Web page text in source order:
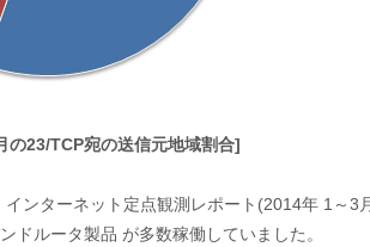
の23/TCP宛の送信元地域割合]
ンターネット定点観測レポート(2014年 1～3
ドルータ製品 が多数稼働していました。